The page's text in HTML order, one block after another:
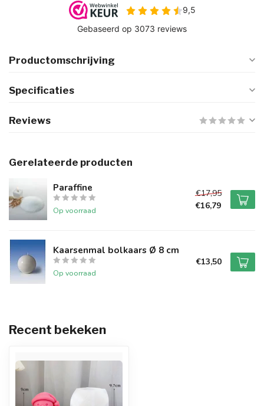
Productomschrijving
Specificaties
Reviews
Gerelateerde producten
Paraffine
Op voorraad
€17,95
€16,79
Kaarsenmal bolkaars Ø 8 cm
Op voorraad
€13,50
Recent bekeken